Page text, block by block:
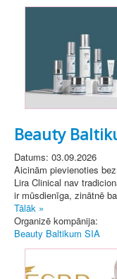
Beauty
Datums: 03.09.2026
Aicinām pievienoties
Lira Clinical nav
ir mūsdienīga, zinātnē
Tālāk »
Organizē kompānija:
Beauty Baltikum SIA